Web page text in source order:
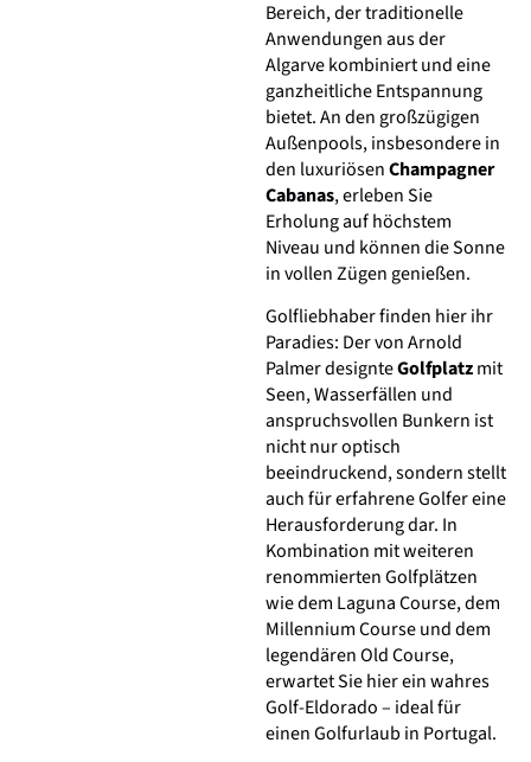
Bereich, der traditionelle
Anwendungen aus der
Algarve kombiniert und eine
ganzheitliche Entspannung
bietet. An den großzügigen
Außenpools, insbesondere in
den luxuriösenChampagner
Cabanas, erleben Sie
Erholung auf höchstem
Niveau und können die Sonne
in vollen Zügen genießen.
Golfliebhaber finden hier ihr
Paradies: Der von Arnold
Palmer designteGolfplatzmit
Seen, Wasserfällen und
anspruchsvollen Bunkern ist
nicht nur optisch
beeindruckend, sondern stellt
auch für erfahrene Golfer eine
Herausforderung dar. In
Kombination mit weiteren
renommierten Golfplätzen
wie dem Laguna Course, dem
Millennium Course und dem
legendären Old Course,
erwartet Sie hier ein wahres
Golf-Eldorado – ideal für
einen Golfurlaub in Portugal.